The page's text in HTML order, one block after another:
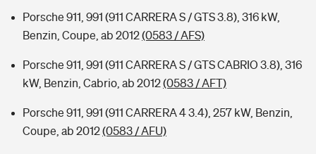
Porsche 911, 991 (911 CARRERA S / GTS 3.8), 316 kW,
Benzin, Coupe, ab 2012(0583 / AFS)
Porsche 911, 991 (911 CARRERA S / GTS CABRIO 3.8), 316
kW, Benzin, Cabrio, ab 2012(0583 / AFT)
Porsche 911, 991 (911 CARRERA 4 3.4), 257 kW, Benzin,
Coupe, ab 2012(0583 / AFU)